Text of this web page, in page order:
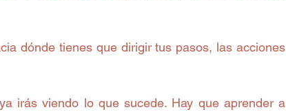
dónde tienes que dirigir tus pasos, las acciones
irás viendo lo que sucede. Hay que aprender a